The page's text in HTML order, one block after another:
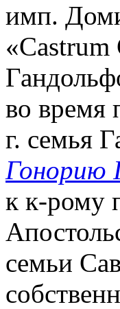
имп.
«Castrum
во время
г. семья
Гонорию
к к-рому
семьи